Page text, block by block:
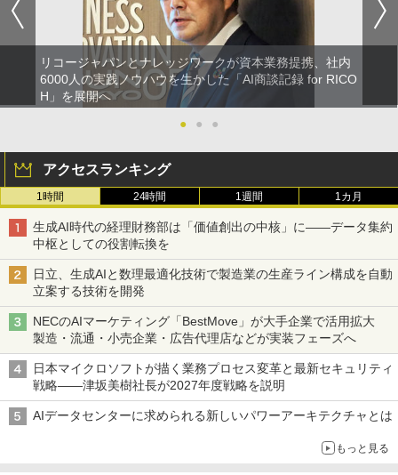
リコージャパンとナレッジワークが資本業務提携、社内
6000人の実践ノウハウを生かした「AI商談記録 for RICO
H」を展開へ
●
● ●
アクセスランキング
1時間 24時間 1週間 1カ月
生成AI時代の経理財務部は「価値創出の中核」に――データ集約
中枢としての役割転換を
日立、生成AIと数理最適化技術で製造業の生産ライン構成を自動
立案する技術を開発
NECのAIマーケティング「BestMove」が大手企業で活用拡大
製造・流通・小売企業・広告代理店などが実装フェーズへ
日本マイクロソフトが描く業務プロセス変革と最新セキュリティ
戦略――津坂美樹社長が2027年度戦略を説明
AIデータセンターに求められる新しいパワーアーキテクチャとは
もっと見る